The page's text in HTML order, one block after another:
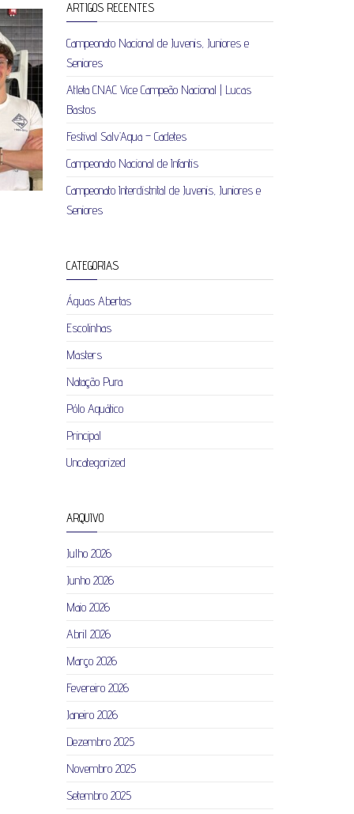
ARTIGOS RECENTES
Campeonato Nacional de Juvenis, Juniores e
Seniores
Atleta CNAC Vice Campeão Nacional | Lucas
Bastos
Festival Salv’Aqua – Cadetes
Campeonato Nacional de Infantis
Campeonato Interdistrital de Juvenis, Juniores e
Seniores
CATEGORIAS
Águas Abertas
Escolinhas
Masters
Natação Pura
Pólo Aquático
Principal
Uncategorized
ARQUIVO
Julho 2026
Junho 2026
Maio 2026
Abril 2026
Março 2026
Fevereiro 2026
Janeiro 2026
Dezembro 2025
Novembro 2025
Setembro 2025